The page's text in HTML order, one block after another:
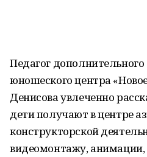
Педагог
юношеского центра
Денисова увлеченно
дети получают в центре
конструкторской
видеомонтажу,